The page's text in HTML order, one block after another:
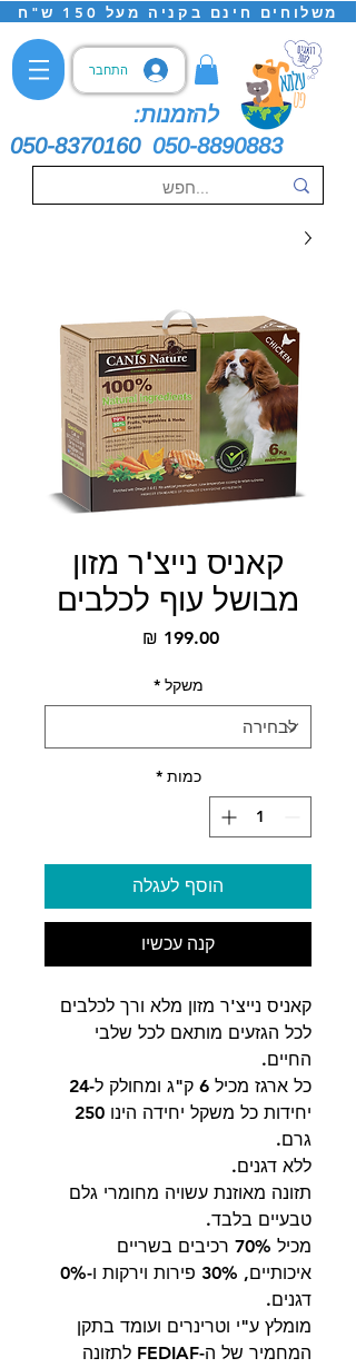
משלוחים חינם בקניה מעל 150 ש"ח
התחבר
להזמנות:
050-8370160 050-8890883
קאניס נייצ'ר מזון
מבושל עוף לכלבים
משקל *
כמות *
הוסף לעגלה
קנה עכשיו
קאניס נייצ'ר מזון מלא ורך לכלבים
לכל הגזעים מותאם לכל שלבי
החיים.
כל ארגז מכיל 6 ק"ג ומחולק ל-24
יחידות כל משקל יחידה הינו 250
גרם.
ללא דגנים.
תזונה מאוזנת עשויה מחומרי גלם
טבעיים בלבד.
מכיל 70% רכיבים בשריים
איכותיים, 30% פירות וירקות ו-0%
דגנים.
מומלץ ע"י וטרינרים ועומד בתקן
המחמיר של ה-FEDIAF לתזונה